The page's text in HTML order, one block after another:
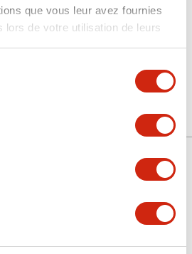
que vous leur avez fournies
lors de votre utilisation de leurs